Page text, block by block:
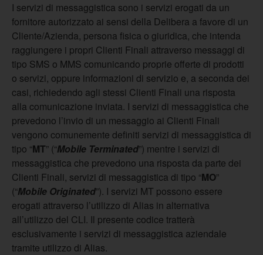
I servizi di messaggistica sono i servizi erogati da un
fornitore autorizzato ai sensi della Delibera a favore di un
Cliente/Azienda, persona fisica o giuridica, che intenda
raggiungere i propri Clienti Finali attraverso messaggi di
tipo SMS o MMS comunicando proprie offerte di prodotti
o servizi, oppure informazioni di servizio e, a seconda dei
casi, richiedendo agli stessi Clienti Finali una risposta
alla comunicazione inviata. I servizi di messaggistica che
prevedono l’invio di un messaggio ai Clienti Finali
vengono comunemente definiti servizi di messaggistica di
tipo “MT” (“Mobile Terminated”) mentre i servizi di
messaggistica che prevedono una risposta da parte dei
Clienti Finali, servizi di messaggistica di tipo “MO”
(“Mobile Originated”). I servizi MT possono essere
erogati attraverso l’utilizzo di Alias in alternativa
all’utilizzo del CLI. Il presente codice tratterà
esclusivamente i servizi di messaggistica aziendale
tramite utilizzo di Alias.